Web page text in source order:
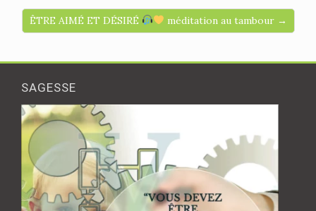
ÊTRE AIMÉ ET DÉSIRÉ méditation au tambour →
SAGESSE